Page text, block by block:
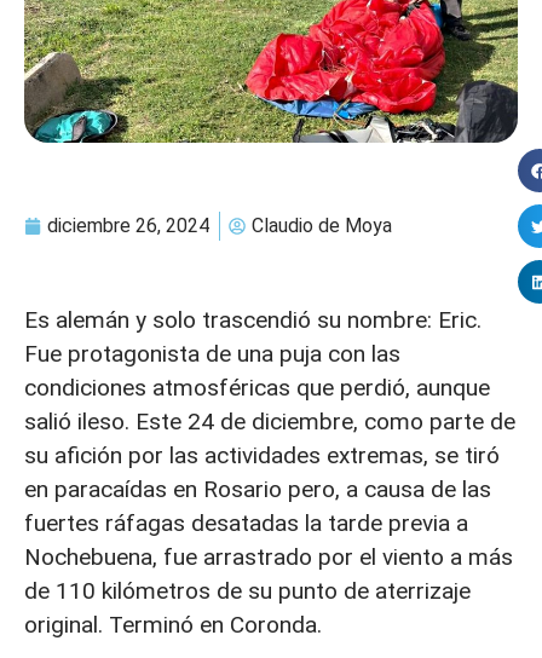
diciembre 26, 2024 Claudio de Moya
Es alemán y solo trascendió su nombre: Eric.
Fue protagonista de una puja con las
condiciones atmosféricas que perdió, aunque
salió ileso. Este 24 de diciembre, como parte de
su afición por las actividades extremas, se tiró
en paracaídas en Rosario pero, a causa de las
fuertes ráfagas desatadas la tarde previa a
Nochebuena, fue arrastrado por el viento a más
de 110 kilómetros de su punto de aterrizaje
original. Terminó en Coronda.